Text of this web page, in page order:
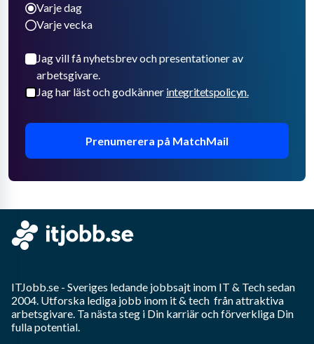
Varje dag
Varje vecka
Jag vill få nyhetsbrev och presentationer av
arbetsgivare.
Jag har läst och godkänner integritetspolicyn.
Prenumerera på MatchMail
ITJobb.se - Sveriges ledande jobbsajt inom IT & Techsedan
2004. Utforska lediga jobb inom it & tech från attraktiva
arbetsgivare. Ta nästa steg i Din karriär och förverkliga Din
fulla potential.